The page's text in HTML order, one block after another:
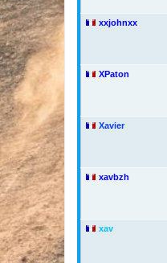
xxjohnxx
XPaton
Xavier
xavbzh
xav